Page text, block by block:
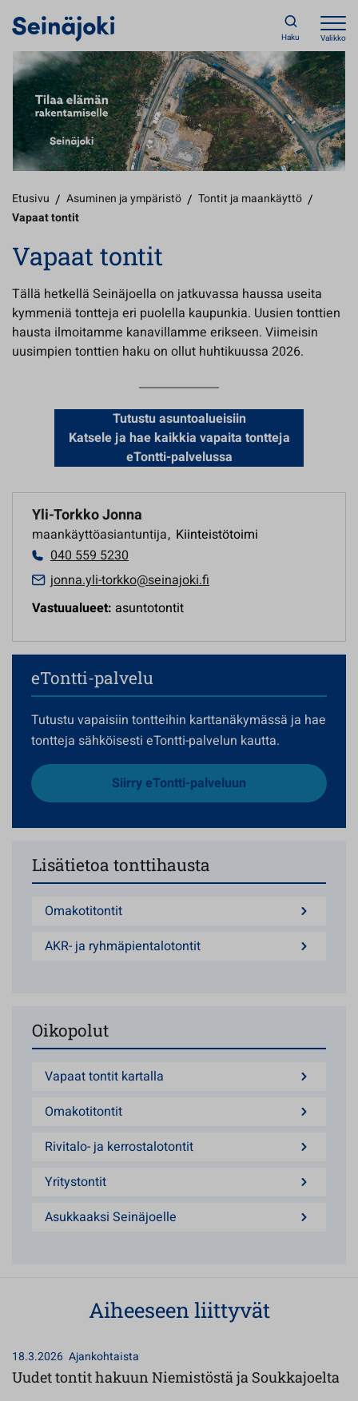
Haku Valikko
Etusivu / Asuminen ja ympäristö / Tontit ja maankäyttö /
Vapaat tontit
Vapaat tontit
Tällä hetkellä Seinäjoella on jatkuvassa haussa useita
kymmeniä tontteja eri puolella kaupunkia. Uusien tonttien
hausta ilmoitamme kanavillamme erikseen. Viimeisin
uusimpien tonttien haku on ollut huhtikuussa 2026.
Tutustu asuntoalueisiin
Katsele ja hae kaikkia vapaita tontteja
eTontti-palvelussa
Yli-Torkko Jonna
maankäyttöasiantuntija, Kiinteistötoimi
040 559 5230
jonna.yli-torkko@seinajoki.fi
Vastuualueet: asuntotontit
eTontti-palvelu
Tutustu vapaisiin tontteihin karttanäkymässä ja hae
tontteja sähköisesti eTontti-palvelun kautta.
Siirry eTontti-palveluun
Lisätietoa tonttihausta
Omakotitontit
AKR- ja ryhmäpientalotontit
Oikopolut
Vapaat tontit kartalla
Omakotitontit
Rivitalo- ja kerrostalotontit
Yritystontit
Asukkaaksi Seinäjoelle
Aiheeseen liittyvät
18.3.2026 Ajankohtaista
Uudet tontit hakuun Niemistöstä ja Soukkajoelta